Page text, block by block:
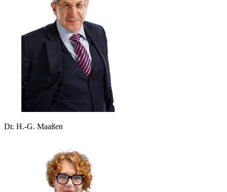
Dr. H.-G. Maaßen